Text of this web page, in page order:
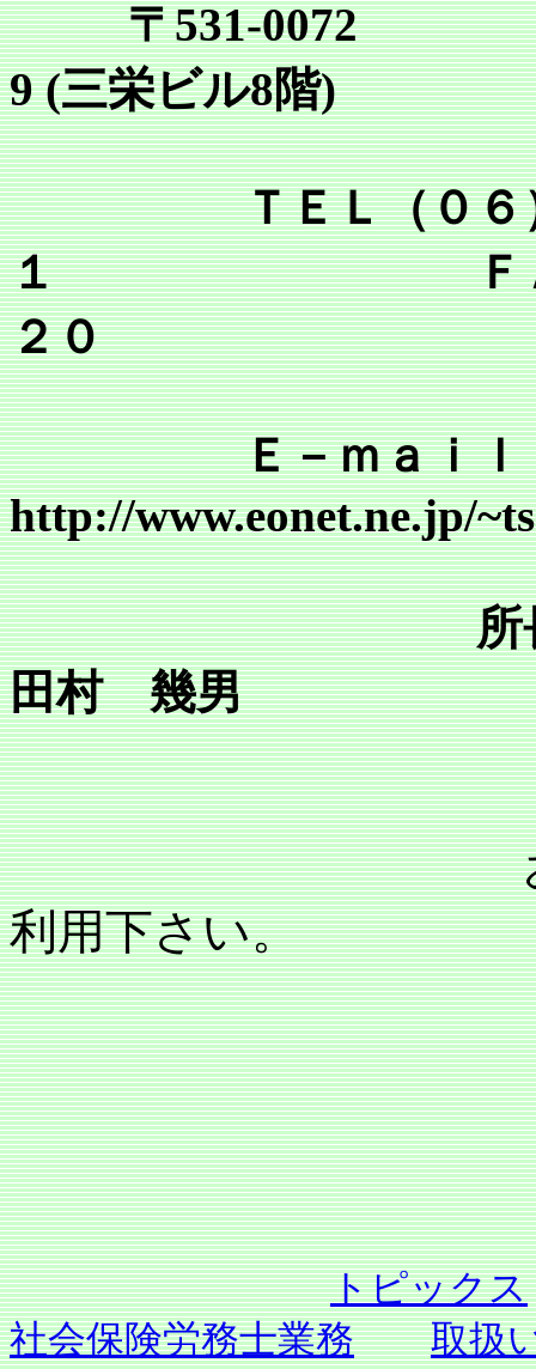
〒531-0072 大
9 (三栄ビル8階)
ＴＥＬ（０６）６
１ ＦＡＸ（０
２０
Ｅ－ｍａｉｌ
http://www.eonet.ne.jp/
所
田村 幾男
利用下さい。
トピックス
社会保険労務士業務
取扱